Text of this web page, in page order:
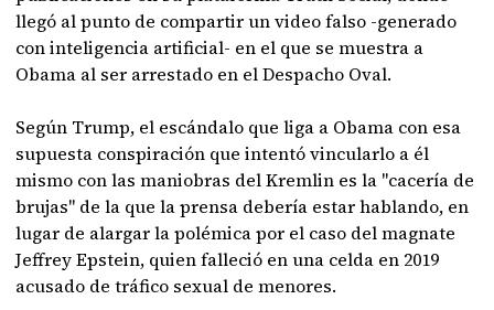
llegó al punto de compartir un video falso -generado
con inteligencia artificial- en el que se muestra a
Obama al ser arrestado en el Despacho Oval.
Según Trump, el escándalo que liga a Obama con esa
supuesta conspiración que intentó vincularlo a él
mismo con las maniobras del Kremlin es la "cacería de
brujas" de la que la prensa debería estar hablando, en
lugar de alargar la polémica por el caso del magnate
Jeffrey Epstein, quien falleció en una celda en 2019
acusado de tráfico sexual de menores.